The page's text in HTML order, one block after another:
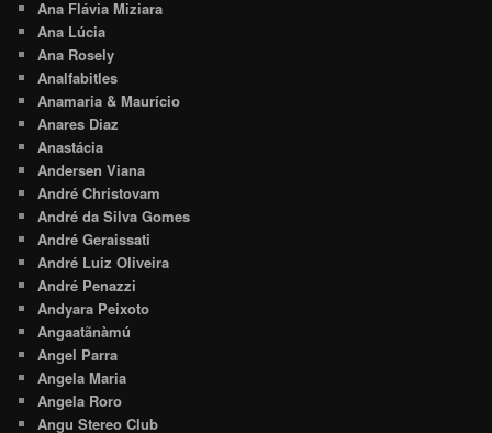
Ana Flávia Miziara
Ana Lúcia
Ana Rosely
Analfabitles
Anamaria & Maurício
Anares Diaz
Anastácia
Andersen Viana
André Christovam
André da Silva Gomes
André Geraissati
André Luiz Oliveira
André Penazzi
Andyara Peixoto
Angaatãnàmú
Angel Parra
Angela Maria
Angela Roro
Angu Stereo Club